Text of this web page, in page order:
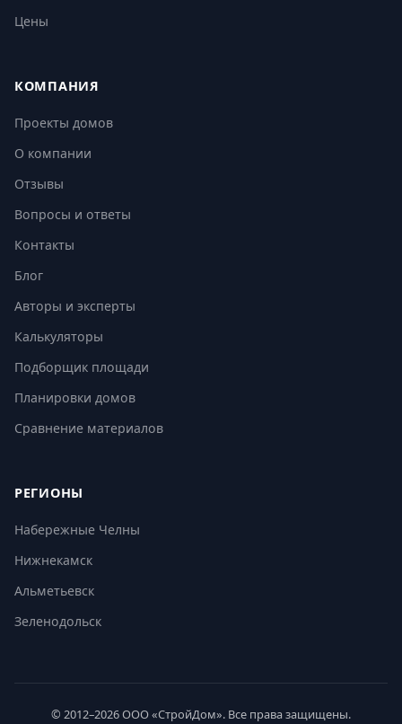
Цены
КОМПАНИЯ
Проекты домов
О компании
Отзывы
Вопросы и ответы
Контакты
Блог
Авторы и эксперты
Калькуляторы
Подборщик площади
Планировки домов
Сравнение материалов
РЕГИОНЫ
Набережные Челны
Нижнекамск
Альметьевск
Зеленодольск
© 2012–2026 ООО «СтройДом». Все права защищены.